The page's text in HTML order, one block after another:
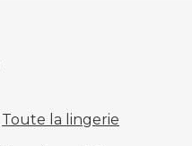
Toute la lingerie